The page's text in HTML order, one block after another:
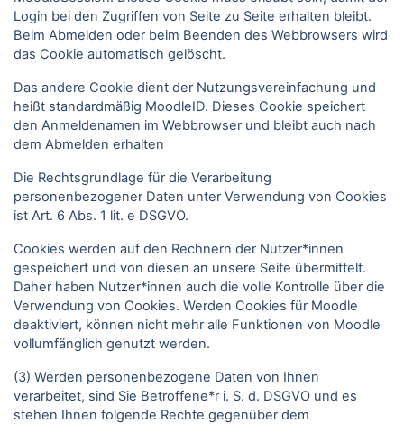
Login bei den Zugriffen von Seite zu Seite erhalten bleibt.
Beim Abmelden oder beim Beenden des Webbrowsers wird
das Cookie automatisch gelöscht.
Das andere Cookie dient der Nutzungsvereinfachung und
heißt standardmäßig MoodleID. Dieses Cookie speichert
den Anmeldenamen im Webbrowser und bleibt auch nach
dem Abmelden erhalten
Die Rechtsgrundlage für die Verarbeitung
personenbezogener Daten unter Verwendung von Cookies
ist Art. 6 Abs. 1 lit. e DSGVO.
Cookies werden auf den Rechnern der Nutzer*innen
gespeichert und von diesen an unsere Seite übermittelt.
Daher haben Nutzer*innen auch die volle Kontrolle über die
Verwendung von Cookies. Werden Cookies für Moodle
deaktiviert, können nicht mehr alle Funktionen von Moodle
vollumfänglich genutzt werden.
(3) Werden personenbezogene Daten von Ihnen
verarbeitet, sind Sie Betroffene*r i. S. d. DSGVO und es
stehen Ihnen folgende Rechte gegenüber dem